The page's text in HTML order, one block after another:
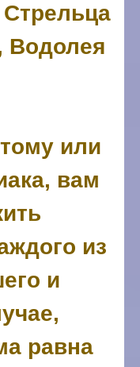
Водолея
или
вам
из
и
равна